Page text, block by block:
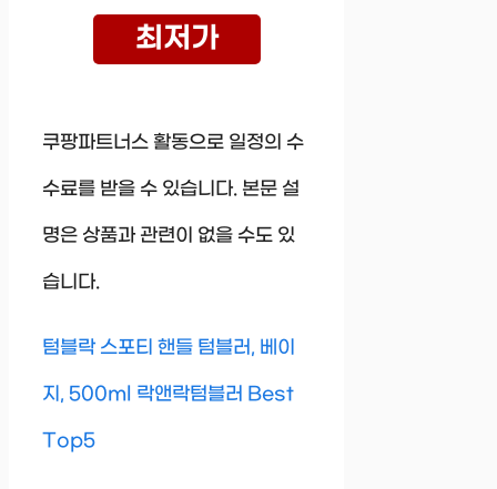
최저가
쿠팡파트너스 활동으로 일정의 수
수료를 받을 수 있습니다. 본문 설
명은 상품과 관련이 없을 수도 있
습니다.
텀블락 스포티 핸들 텀블러, 베이
지, 500ml 락앤락텀블러 Best
Top5